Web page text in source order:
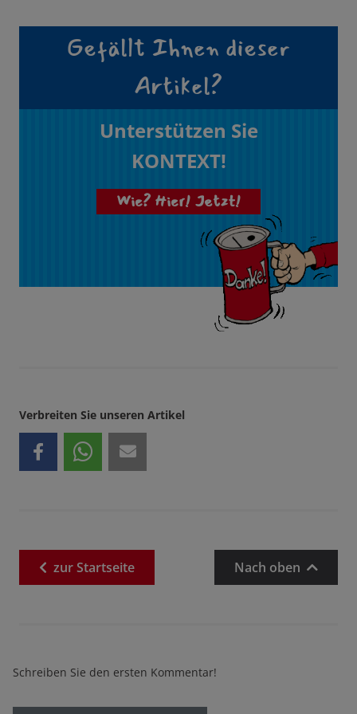
Gefällt Ihnen dieser
Artikel?
Unterstützen Sie
KONTEXT!
Wie? Hier! Jetzt!
Verbreiten Sie unseren Artikel
zurStartseite Nach oben
Schreiben Sie den ersten Kommentar!